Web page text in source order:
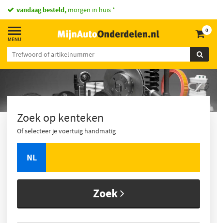
vandaag besteld, morgen in huis *
0
Zoek op kenteken
Of selecteer je voertuig handmatig
NL
Zoek